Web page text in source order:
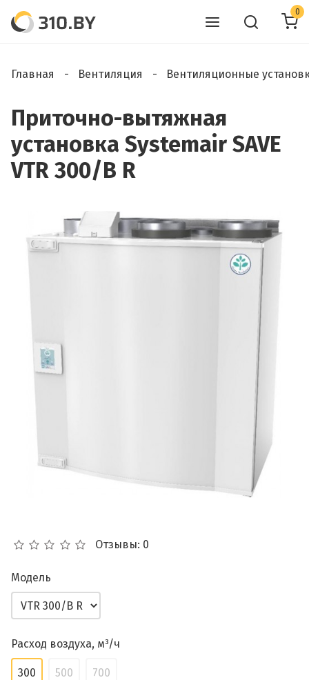
0
Главная Вентиляция Вентиляционные
Приточно-вытяжная
установка Systemair SAVE
VTR 300/B R
Отзывы: 0
Модель
Расход воздуха, м³/ч
300 500 700